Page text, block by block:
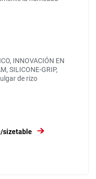
INNOVACIÓN EN
SILICONE-GRIP,
de rizo
sizetable